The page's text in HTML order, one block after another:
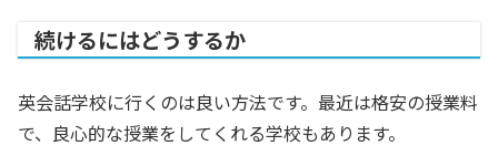
続けるにはどうするか
英会話学校に行くのは良い方法です。最近は格安の授業料
で、良心的な授業をしてくれる学校もあります。